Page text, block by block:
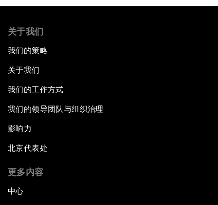
关于我们
我们的策略
关于我们
我们的工作方式
我们的领导团队与组织治理
影响力
北京代表处
更多内容
中心